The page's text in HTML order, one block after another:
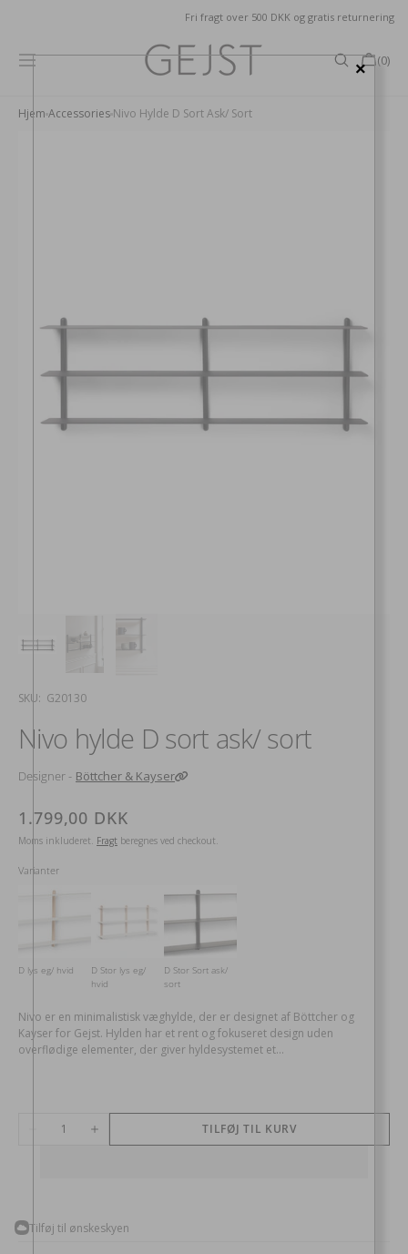
Fri fragt over 500 DKK og gratis returnering
Kurv
(0)
Hjem Accessories Nivo Hylde D Sort Ask/ Sort
SKU:
SKU: G20130
Nivo hylde D sort ask/ sort
Designer - Böttcher & Kayser
Normalpris
1.799,00 DKK
Moms inkluderet. Fragt beregnes ved checkout.
Varianter
D lys eg/ hvid
D Stor lys eg/
hvid
D Stor Sort ask/
sort
Nivo er en minimalistisk væghylde, der er designet af Böttcher og
Kayser for Gejst. Hylden har et rent og fokuseret design uden
overflødige elementer, der giver hyldesystemet et...
Reducer
ask/
sort
Øg
antal
ask/
sort
TILFØJ TIL KURV
Tilføj til ønskeskyen
×